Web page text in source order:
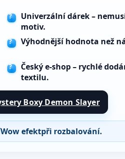
Univerzální dárek–
motiv.
Výhodnější hodnota než
Český e-shop– rychlé
textilu.
Boxy Demon Slayer
Wow efektpři rozbalování.